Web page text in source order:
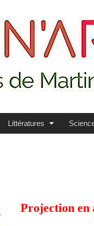
Littératures
Projection en